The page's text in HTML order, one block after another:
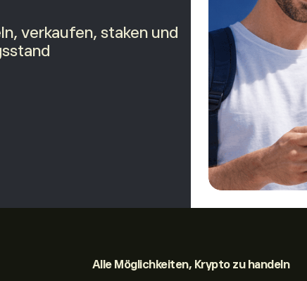
verkaufen, staken und
Alle Möglichkeiten, Krypto zu handeln